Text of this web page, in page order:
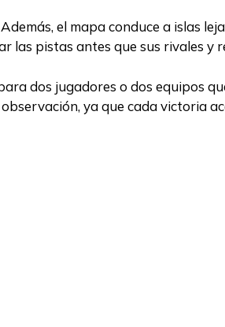
el mapa conduce a islas
pistas antes que sus rivales y
dos jugadores o dos equipos
ya que cada victoria